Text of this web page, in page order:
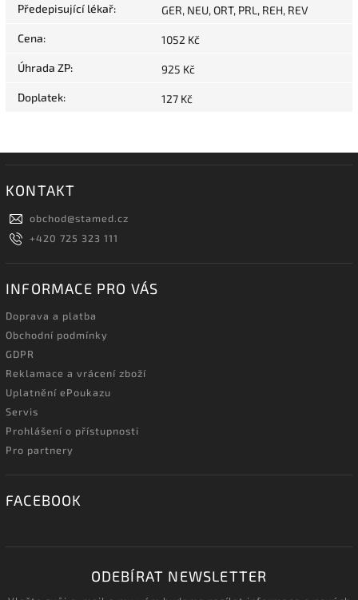
Předepisující lékař: GER, NEU, ORT, PRL, REH, REV
Cena: 1052 Kč
Úhrada ZP: 925 Kč
Doplatek: 127 Kč
KONTAKT
obchod@stamed.cz
+420 725 323 111
INFORMACE PRO VÁS
Doprava a platba
Obchodní podmínky
GDPR
Reklamace a vrácení zboží
Uplatnění ePoukazu
Servis
Prohlášení o přístupnosti
Pro partnery
FACEBOOK
ODEBÍRAT NEWSLETTER